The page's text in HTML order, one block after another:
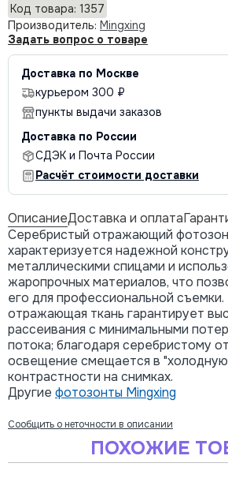
Код товара: 1357
Производитель: Mingxing
Задать вопрос о товаре
Доставка по Москве
курьером 300 ₽
пункты выдачи заказов
Доставка по России
СДЭК и Почта России
Расчёт стоимости доставки
ОписаниеДоставка и оплата
Серебристый отражающий
характеризуется надежной
металлическими спицами и
жаропрочных материалов, что
его для профессиональной
отражающая ткань гарантирует
рассеивания с минимальными
потока; благодаря серебристому
освещение смещается в
контрастности на снимках.
Другие фотозонты Mingxing
Сообщить о неточности в описании
ПОХОЖИЕ